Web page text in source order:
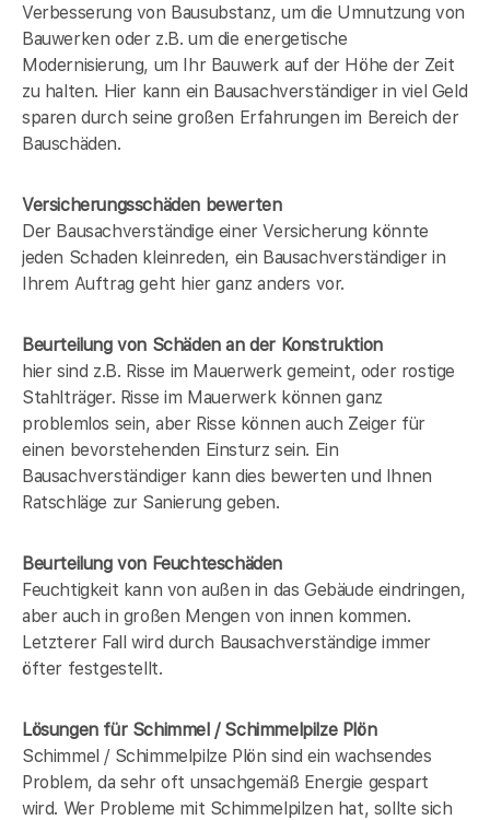
Verbesserung von Bausubstanz, um die Umnutzung von
Bauwerken oder z.B. um die energetische
Modernisierung, um Ihr Bauwerk auf der Höhe der Zeit
zu halten. Hier kann ein Bausachverständiger in viel Geld
sparen durch seine großen Erfahrungen im Bereich der
Bauschäden.
Versicherungsschäden bewerten
Der Bausachverständige einer Versicherung könnte
jeden Schaden kleinreden, ein Bausachverständiger in
Ihrem Auftrag geht hier ganz anders vor.
Beurteilung von Schäden an der Konstruktion
hier sind z.B. Risse im Mauerwerk gemeint, oder rostige
Stahlträger. Risse im Mauerwerk können ganz
problemlos sein, aber Risse können auch Zeiger für
einen bevorstehenden Einsturz sein. Ein
Bausachverständiger kann dies bewerten und Ihnen
Ratschläge zur Sanierung geben.
Beurteilung von Feuchteschäden
Feuchtigkeit kann von außen in das Gebäude eindringen,
aber auch in großen Mengen von innen kommen.
Letzterer Fall wird durch Bausachverständige immer
öfter festgestellt.
Lösungen für Schimmel / Schimmelpilze Plön
Schimmel / Schimmelpilze Plön sind ein wachsendes
Problem, da sehr oft unsachgemäß Energie gespart
wird. Wer Probleme mit Schimmelpilzen hat, sollte sich